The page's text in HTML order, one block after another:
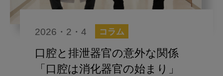
いま○○が知りたい
アフターコロナ対策
2026・2・4 コラム
口腔と排泄器官の意外な関係
「口腔は消化器官の始まり」